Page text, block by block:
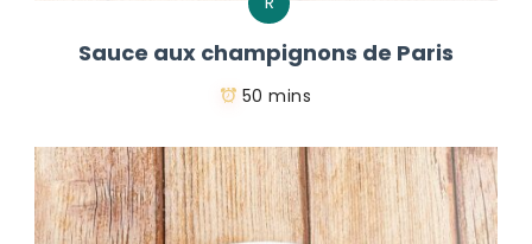
Sauce aux champignons de Paris
50 mins